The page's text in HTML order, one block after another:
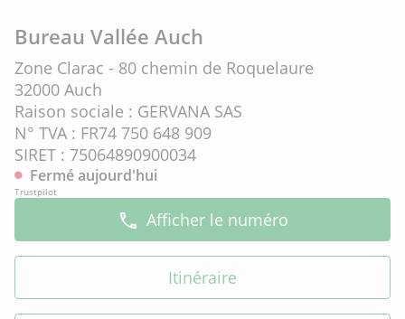
Bureau Vallée Auch
Zone Clarac - 80 chemin de Roquelaure
32000 Auch
Raison sociale : GERVANA SAS
N° TVA : FR74 750 648 909
SIRET : 75064890900034
Fermé aujourd'hui
Trustpilot
Afficher le numéro
Itinéraire